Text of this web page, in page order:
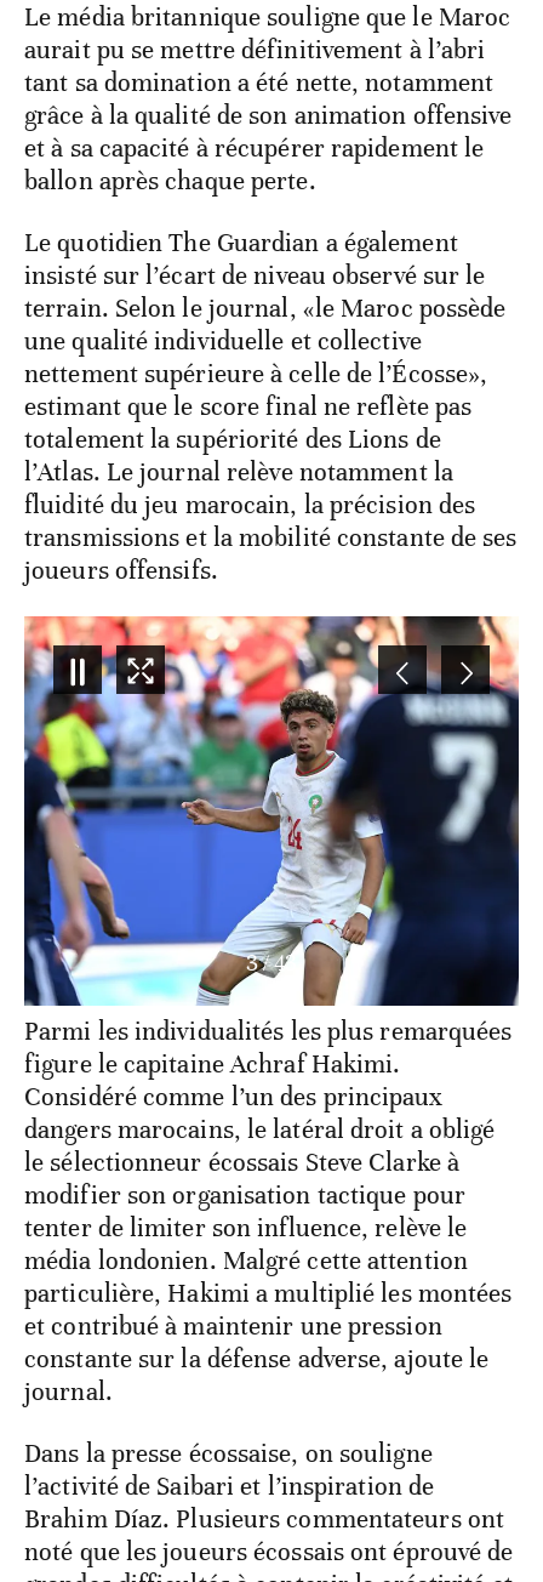
Le média britannique souligne que le Maroc
aurait pu se mettre définitivement à l’abri
tant sa domination a été nette, notamment
grâce à la qualité de son animation offensive
et à sa capacité à récupérer rapidement le
ballon après chaque perte.
Le quotidien The Guardian a également
insisté sur l’écart de niveau observé sur le
terrain. Selon le journal, «le Maroc possède
une qualité individuelle et collective
nettement supérieure à celle de l’Écosse»,
estimant que le score final ne reflète pas
totalement la supériorité des Lions de
l’Atlas. Le journal relève notamment la
fluidité du jeu marocain, la précision des
transmissions et la mobilité constante de ses
joueurs offensifs.
4/43
Parmi les individualités les plus remarquées
figure le capitaine Achraf Hakimi.
Considéré comme l’un des principaux
dangers marocains, le latéral droit a obligé
le sélectionneur écossais Steve Clarke à
modifier son organisation tactique pour
tenter de limiter son influence, relève le
média londonien. Malgré cette attention
particulière, Hakimi a multiplié les montées
et contribué à maintenir une pression
constante sur la défense adverse, ajoute le
journal.
Dans la presse écossaise, on souligne
l’activité de Saibari et l’inspiration de
Brahim Díaz. Plusieurs commentateurs ont
noté que les joueurs écossais ont éprouvé de